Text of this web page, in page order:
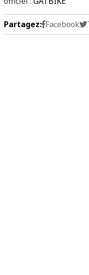
Partagez: Facebook